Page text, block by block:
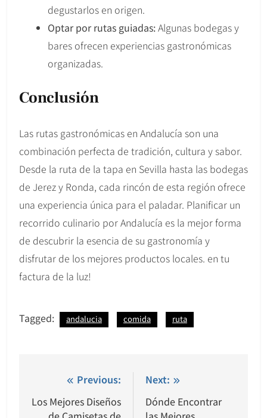
degustarlos en origen.
Optar por rutas guiadas:Algunas bodegas y
bares ofrecen experiencias gastronómicas
organizadas.
Conclusión
Las rutas gastronómicas en Andalucía son una
combinación perfecta de tradición, cultura y sabor.
Desde la ruta de la tapa en Sevilla hasta las bodegas
de Jerez y Ronda, cada rincón de esta región ofrece
una experiencia única para el paladar. Planificar un
recorrido culinario por Andalucía es la mejor forma
de descubrir la esencia de su gastronomía y
disfrutar de los mejores productos locales. en tu
factura de la luz!
Tagged: andalucia comida ruta
Navegación
de
Previous:
Los Mejores Diseños
Next:
Dónde Encontrar